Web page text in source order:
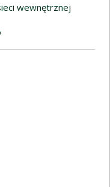
wewnętrznej